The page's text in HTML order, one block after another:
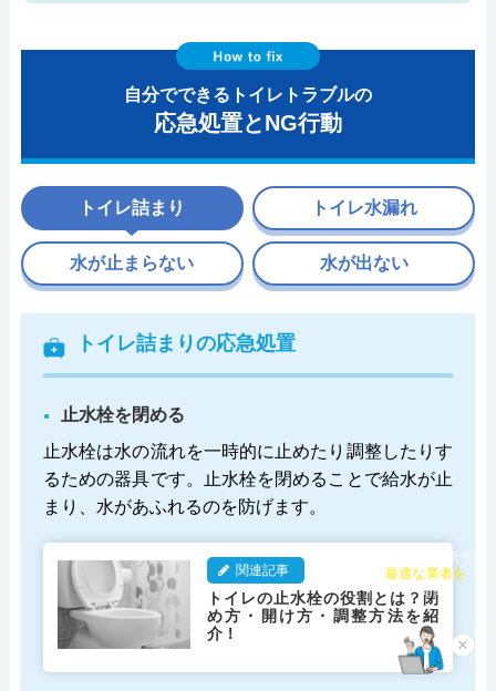
自分でできるトイレトラブルの
応急処置とNG行動
トイレ詰まり
トイレ詰まりの応急処置
止水栓を閉める
止水栓は水の流れを一時的に止めたり調整したりす
るための器具です。止水栓を閉めることで給水が止
まり、水があふれるのを防げます。
関連記事
トイレの止水栓の役割とは？閉
め方・開け方・調整方法を紹
介！
トイレ水漏れ
水が止まらない 水が出ない
×
チャット診断で
最適な業者を
ご提案